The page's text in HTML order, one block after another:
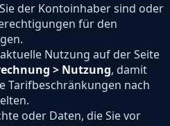
der Kontoinhaber sind oder
für den
Nutzung auf der Seite
> Nutzung, damit
Tarifbeschränkungen nach
oder Daten, die Sie vor